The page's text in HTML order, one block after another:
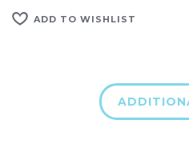
ADD TO WISHLIST